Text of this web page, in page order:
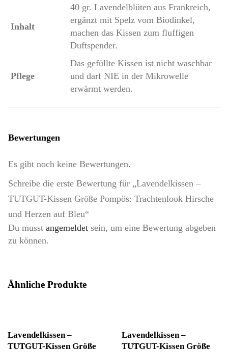
Inhalt
40 gr. Lavendelblüten aus Frankreich,
ergänzt mit Spelz vom Biodinkel,
machen das Kissen zum fluffigen
Duftspender.
Pflege
Das gefüllte Kissen ist nicht waschbar
und darf NIE in der Mikrowelle
erwärmt werden.
Bewertungen
Es gibt noch keine Bewertungen.
Schreibe die erste Bewertung für „Lavendelkissen –
TUTGUT-Kissen Größe Pompös: Trachtenlook Hirsche
und Herzen auf Bleu“
Du musst angemeldet sein, um eine Bewertung abgeben
zu können.
Ähnliche Produkte
Lavendelkissen –
TUTGUT-Kissen Größe
Lavendelkissen –
TUTGUT-Kissen Größe